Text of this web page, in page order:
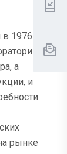
в 1976
а
и
рынке